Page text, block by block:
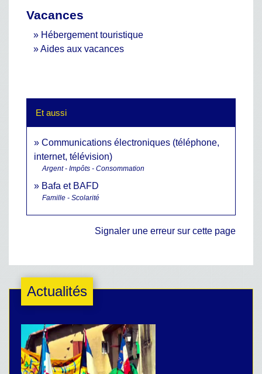
Vacances
Hébergement touristique
Aides aux vacances
Et aussi
Communications électroniques (téléphone,
internet, télévision)
Argent - Impôts - Consommation
Bafa et BAFD
Famille - Scolarité
Signaler une erreur sur cette page
Actualités